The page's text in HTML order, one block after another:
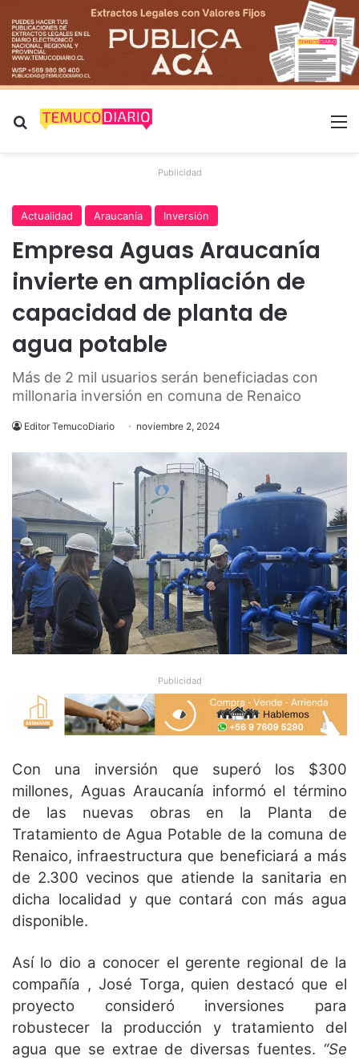
Buscar por
Publicidad
Actualidad Araucanía Inversión
Empresa Aguas Araucanía
invierte en ampliación de
capacidad de planta de
agua potable
Más de 2 mil usuarios serán beneficiadas con
millonaria inversión en comuna de Renaico
Editor TemucoDiario noviembre 2, 2024
Publicidad
Con una inversión que superó los $300
millones, Aguas Araucanía informó el término
de las nuevas obras en la Planta de
Tratamiento de Agua Potable de la comuna de
Renaico, infraestructura que beneficiará a más
de 2.300 vecinos que atiende la sanitaria en
dicha localidad y que contará con más agua
disponible.
Así lo dio a conocer el gerente regional de la
compañía , José Torga, quien destacó que el
proyecto consideró inversiones para
robustecer la producción y tratamiento del
agua que se extrae de diversas fuentes. “Se